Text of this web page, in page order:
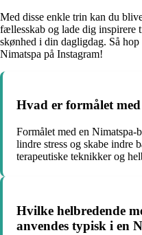
Med disse enkle trin kan du
fællesskab og lade dig inspirere
skønhed i din dagligdag. Så
Nimatspa på Instagram!
Hvad er formålet
Formålet med en Nimatspa-
lindre stress og skabe indre
terapeutiske teknikker og
Hvilke helbredende
anvendes typisk i en